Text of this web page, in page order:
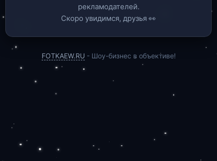
рекламодателей.
Скоро увидимся, друзья 👀
FOTKAEW.RU - Шоу-бизнес в объективе!